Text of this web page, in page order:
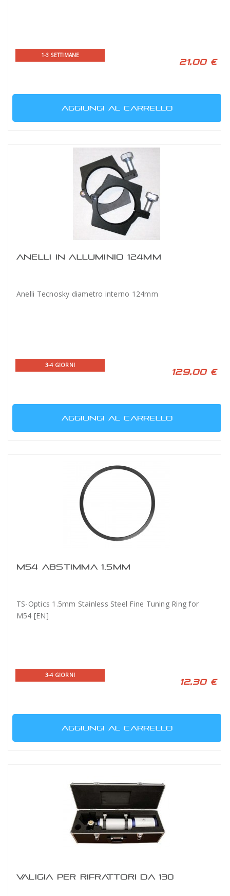
1-3 SETTIMANE
21,00 €
AGGIUNGI AL CARRELLO
ANELLI IN ALLUMINIO 124MM
Anelli Tecnosky diametro interno 124mm
3-4 GIORNI
129,00 €
AGGIUNGI AL CARRELLO
M54 ABSTIMMA 1.5MM
TS-Optics 1.5mm Stainless Steel Fine Tuning Ring for
M54 [EN]
3-4 GIORNI
12,30 €
AGGIUNGI AL CARRELLO
VALIGIA PER RIFRATTORI DA 130